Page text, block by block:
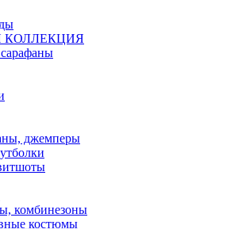
КОЛЛЕКЦИЯ
джемперы
комбинезоны
костюмы